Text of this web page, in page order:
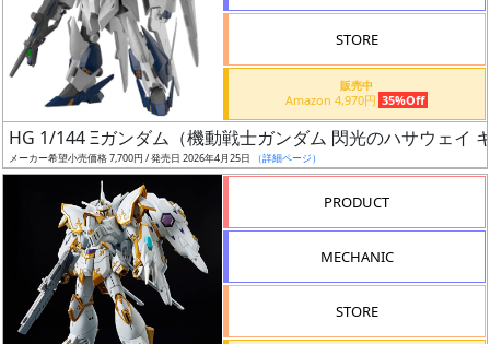
シュ
通知
対象
ギ
ャ
ラ
価
STORE
販売中
Amazon 4,970円 35%Off
HG 1/144 Ξガンダム（機動戦士ガンダム 閃光のハサウェイ
メーカー希望小売価格 7,700円 / 発売日 2026年4月25日 （詳細ページ）
PRODUCT
MECHANIC
STORE